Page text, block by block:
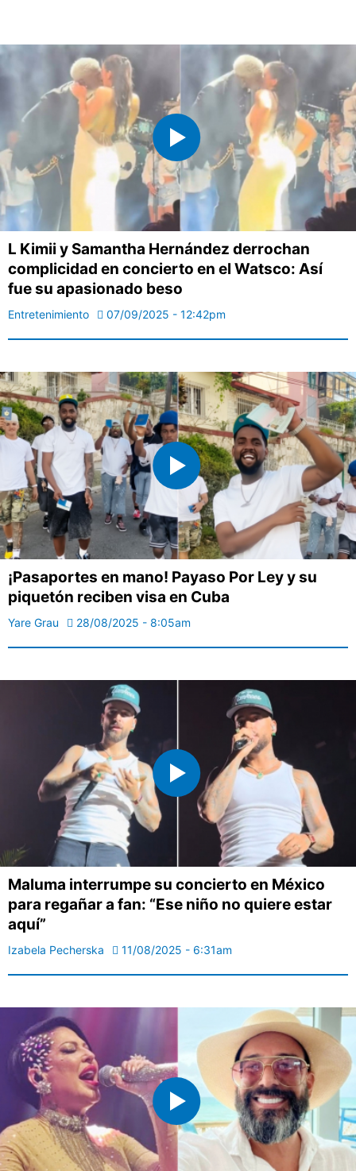
L Kimii y Samantha Hernández derrochan
complicidad en concierto en el Watsco: Así
fue su apasionado beso
Entretenimiento 07/09/2025 - 12:42pm
¡Pasaportes en mano! Payaso Por Ley y su
piquetón reciben visa en Cuba
Yare Grau 28/08/2025 - 8:05am
Maluma interrumpe su concierto en México
para regañar a fan: “Ese niño no quiere estar
aquí”
Izabela Pecherska 11/08/2025 - 6:31am